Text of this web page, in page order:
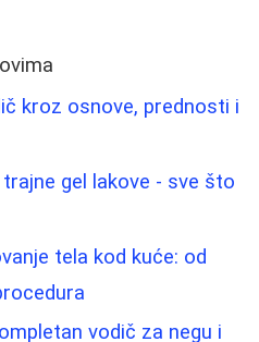
kroz osnove, prednosti i
gel lakove - sve što
tela kod kuće: od
vodič za negu i